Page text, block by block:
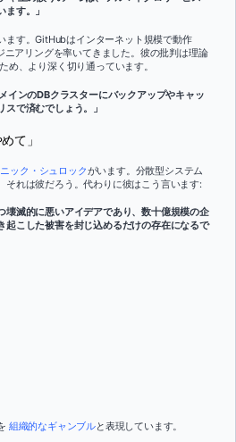
す。」
ます。GitHubはインターネット規模で動作
アリングを率いてきました。彼の批判は理論
め、より深く切り通っています。
インのDBクラスターにバックアップやキャッ
で済むでしょう。」
て」
ック・シュロックがいます。分散型システム
それは彼だろう。代わりに彼はこう言います:
壊滅的に悪いアイデアであり、数十億規模の企
起こした被害を封じ込めるだけの存在になるで
組織的なギャンブルと表現しています。